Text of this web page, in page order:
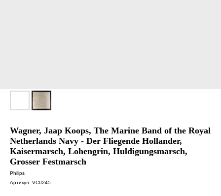
Wagner, Jaap Koops, The Marine Band of the Royal
Netherlands Navy - Der Fliegende Hollander,
Kaisermarsch, Lohengrin, Huldigungsmarsch,
Grosser Festmarsch
Philips
Артикул: VC0245